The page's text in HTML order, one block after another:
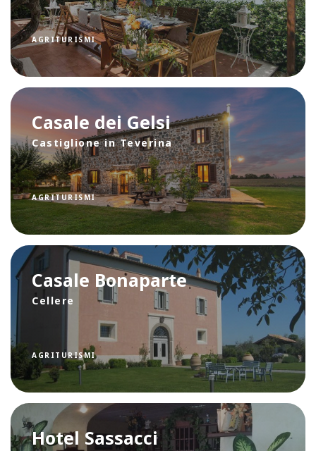
AGRITURISMI
Casale dei Gelsi
Castiglione in Teverina
AGRITURISMI
Casale Bonaparte
Cellere
AGRITURISMI
Hotel Sassacci